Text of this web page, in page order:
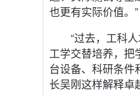
也更有实际价值。”
“过去，工科
工学交替培养，把
台设备、科研条件
长吴刚这样解释卓